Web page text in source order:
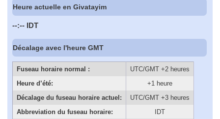
Heure actuelle en Givatayim
--:-- IDT
Décalage avec l'heure GMT
Fuseau horaire normal :
UTC/GMT +2 heures
Heure d’été:
+1 heure
Décalage du fuseau horaire actuel:
UTC/GMT +3 heures
Abbreviation du fuseau horaire:
IDT